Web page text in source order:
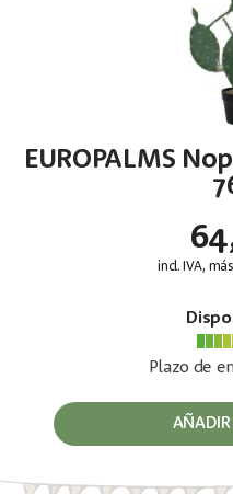
EUROPALMS
incl. IVA, más
Plazo de
AÑADIR